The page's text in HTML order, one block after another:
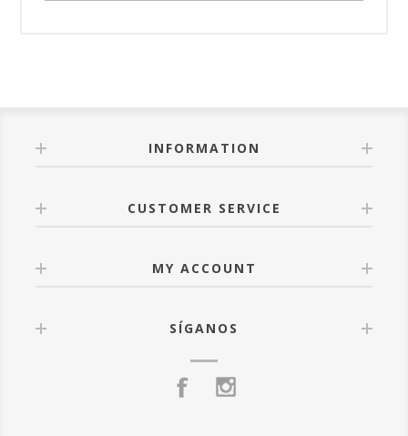
INFORMATION
CUSTOMER SERVICE
MY ACCOUNT
SÍGANOS